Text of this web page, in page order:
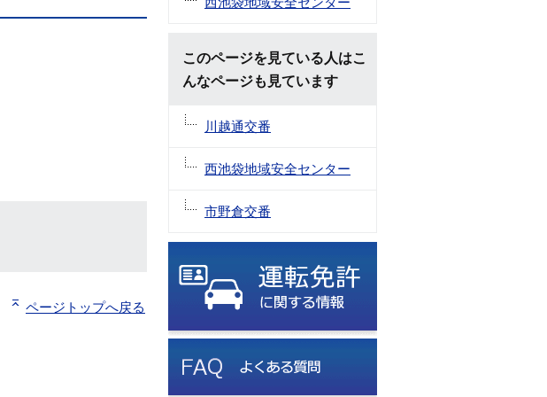
ページトップへ戻る
このページを見ている人はこ
んなページも見ています
川越通交番
西池袋地域安全センター
市野倉交番